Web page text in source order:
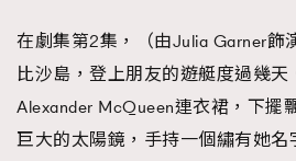
在劇集第2集，（由Julia Garner飾
比沙島，登上朋友的遊艇度過幾
Alexander McQueen連衣裙，下擺
巨大的太陽鏡，手持一個繡有她名